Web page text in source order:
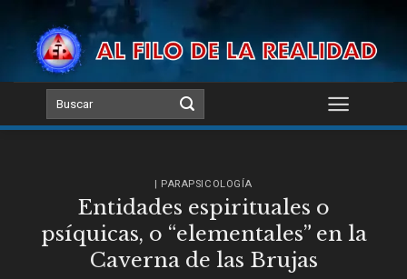
content
| PARAPSICOLOGÍA
Entidades espirituales o
psíquicas, o “elementales” en la
Caverna de las Brujas